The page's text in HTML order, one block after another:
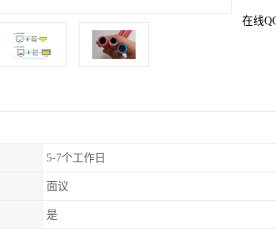
在线
5-7个工作日
面议
是